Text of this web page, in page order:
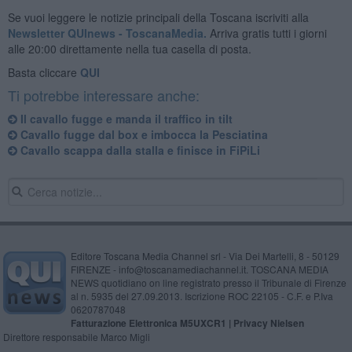
Se vuoi leggere le notizie principali della Toscana iscriviti alla
Newsletter QUInews - ToscanaMedia. Arriva gratis tutti i giorni
alle 20:00 direttamente nella tua casella di posta.
Basta cliccare QUI
Ti potrebbe interessare anche:
Il cavallo fugge e manda il traffico in tilt
Cavallo fugge dal box e imbocca la Pesciatina
Cavallo scappa dalla stalla e finisce in FiPiLi
Editore Toscana Media Channel srl - Via Dei Martelli, 8 - 50129
FIRENZE - info@toscanamediachannel.it. TOSCANA MEDIA
NEWS quotidiano on line registrato presso il Tribunale di Firenze
al n. 5935 del 27.09.2013. Iscrizione ROC 22105 - C.F. e P.Iva
0620787048
Fatturazione Elettronica M5UXCR1 | Privacy Nielsen
Direttore responsabile Marco Migli